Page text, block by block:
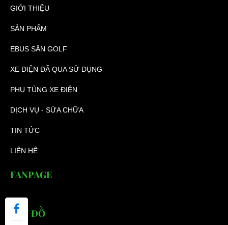
GIỚI THIỆU
SẢN PHẨM
EBUS SÂN GOLF
XE ĐIỆN ĐÃ QUA SỬ DỤNG
PHỤ TÙNG XE ĐIỆN
DỊCH VỤ - SỬA CHỮA
TIN TỨC
LIÊN HỆ
FANPAGE
BẢN ĐỒ